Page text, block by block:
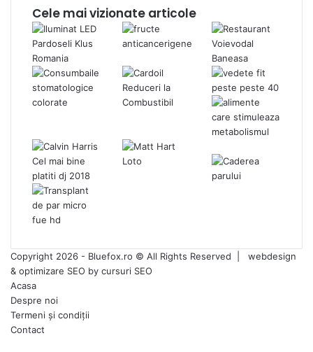
Cele mai vizionate articole
Copyright 2026 - Bluefox.ro © All Rights Reserved |
webdesign
& optimizare SEO by cursuri SEO
Acasa
Despre noi
Termeni și condiții
Contact